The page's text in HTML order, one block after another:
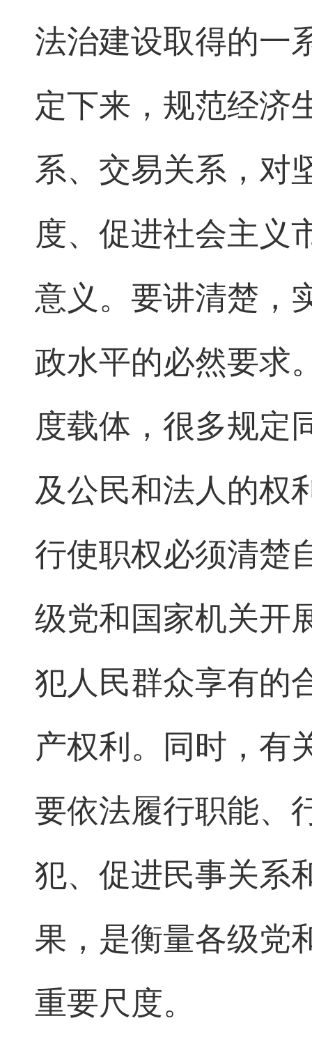
法治建设取得的一
定下来，规范经济
系、交易关系，对
度、促进社会主义
意义。要讲清楚，
政水平的必然要求
度载体，很多规定
及公民和法人的权
行使职权必须清楚
级党和国家机关开
犯人民群众享有的
产权利。同时，有
要依法履行职能、
犯、促进民事关系
果，是衡量各级党
重要尺度。